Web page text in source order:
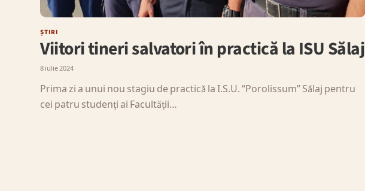
ȘTIRI
Viitori tineri salvatori în practică la ISU Sălaj
8 iulie 2024
Prima zi a unui nou stagiu de practică la I.S.U. “Porolissum” Sălaj pentru
cei patru studenți ai Facultății…